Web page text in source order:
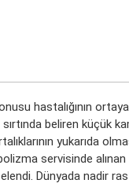
hastalığının
beliren küçük
yukarıda
servisinde
Dünyada nadir